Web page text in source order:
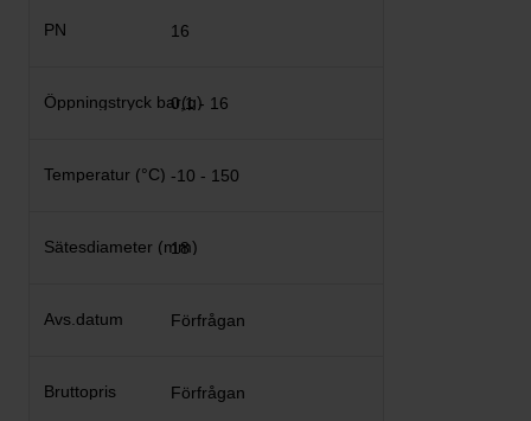
16
0,1 - 16
-10 - 150
18
Förfrågan
Förfrågan